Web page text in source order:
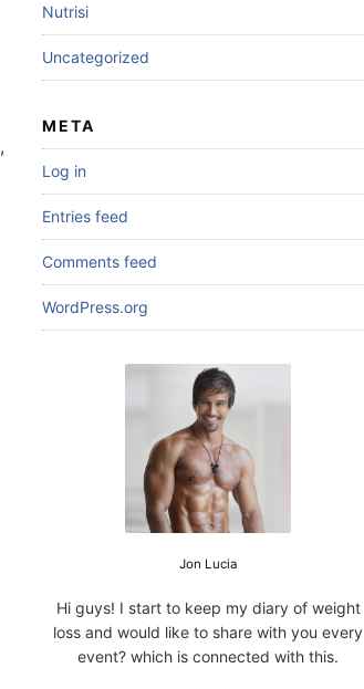
Nutrisi
Uncategorized
META
Log in
Entries feed
Comments feed
WordPress.org
Jon Lucia
Hi guys! I start to keep my diary of weight
loss and would like to share with you every
event? which is connected with this.